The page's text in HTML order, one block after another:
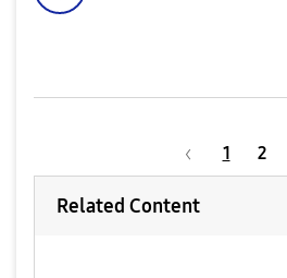
1 2
Related Content